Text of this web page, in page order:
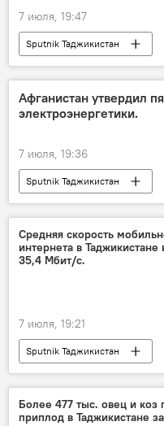
7 июля, 19:47
Sputnik Таджикистан
Афганистан утвердил
электроэнергетики.
7 июля, 19:36
Sputnik Таджикистан
Средняя скорость
интернета в
35,4 Мбит/с.
7 июля, 19:21
Sputnik Таджикистан
Более 477 тыс. овец и коз
приплод в Таджикистане